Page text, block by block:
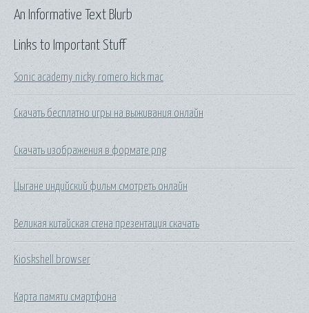
Links to Important Stuff
Sonic academy nicky romero kick mac
Скачать бесплатно игры на выживания онлайн
Скачать изображения в формате png
Цыгане индийский фильм смотреть онлайн
Великая китайская стена презентация скачать
Kioskshell browser
Карта памяти смартфона
An Informative Text Blurb